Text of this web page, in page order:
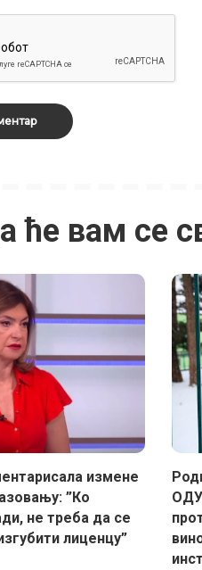
ће вам се
измене
”Ко
не треба да се
лиценцу”